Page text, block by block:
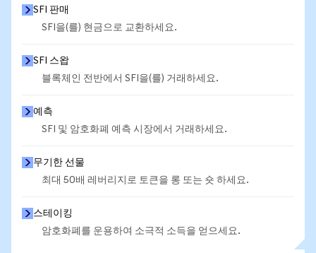
SFI 판매
SFI을(를) 현금으로 교환하세요.
SFI 스왑
블록체인 전반에서 SFI을(를) 거래하세요.
예측
SFI 및 암호화폐 예측 시장에서 거래하세요.
무기한 선물
최대 50배 레버리지로 토큰을 롱 또는 숏 하세요.
스테이킹
암호화폐를 운용하여 소극적 소득을 얻으세요.